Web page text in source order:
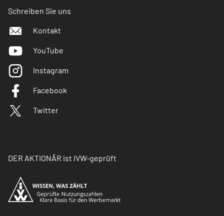
Schreiben Sie uns
Kontakt
YouTube
Instagram
Facebook
Twitter
DER AKTIONÄR ist IVW-geprüft